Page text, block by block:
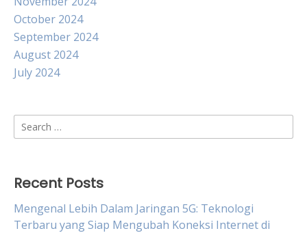
October 2024
September 2024
August 2024
July 2024
Search
for:
Recent Posts
Mengenal Lebih Dalam Jaringan 5G: Teknologi
Terbaru yang Siap Mengubah Koneksi Internet di